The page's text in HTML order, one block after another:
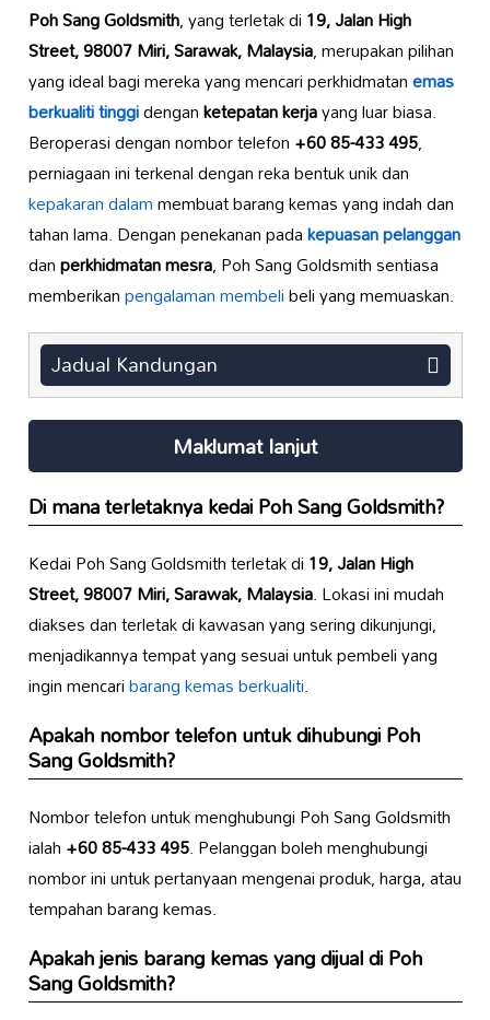
Poh Sang Goldsmith, yang terletak di19, Jalan High
Street, 98007 Miri, Sarawak, Malaysia, merupakan pilihan
yang ideal bagi mereka yang mencari perkhidmatanemas
berkualiti tinggidenganketepatan kerjayang luar biasa.
Beroperasi dengan nombor telefon+60 85-433 495,
perniagaan ini terkenal dengan reka bentuk unik dan
kepakaran dalammembuat barang kemas yang indah dan
tahan lama. Dengan penekanan padakepuasan pelanggan
danperkhidmatan mesra, Poh Sang Goldsmith sentiasa
memberikanpengalaman membelibeli yang memuaskan.
Jadual Kandungan
Maklumat lanjut
Di mana terletaknya kedai Poh Sang Goldsmith?
Kedai Poh Sang Goldsmith terletak di19, Jalan High
Street, 98007 Miri, Sarawak, Malaysia. Lokasi ini mudah
diakses dan terletak di kawasan yang sering dikunjungi,
menjadikannya tempat yang sesuai untuk pembeli yang
ingin mencaribarang kemas berkualiti.
Apakah nombor telefon untuk dihubungi Poh
Sang Goldsmith?
Nombor telefon untuk menghubungi Poh Sang Goldsmith
ialah+60 85-433 495. Pelanggan boleh menghubungi
nombor ini untuk pertanyaan mengenai produk, harga, atau
tempahan barang kemas.
Apakah jenis barang kemas yang dijual di Poh
Sang Goldsmith?